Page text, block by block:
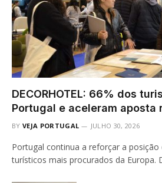
DECORHOTEL: 66% dos
Portugal e aceleram aposta
BY VEJA PORTUGAL JULHO 30, 2026
Portugal continua a reforçar a
turísticos mais procurados da Europa.